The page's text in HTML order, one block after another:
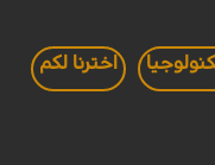
اخترنا لكم